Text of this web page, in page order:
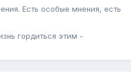
Есть особые мнения, есть
гордиться этим -